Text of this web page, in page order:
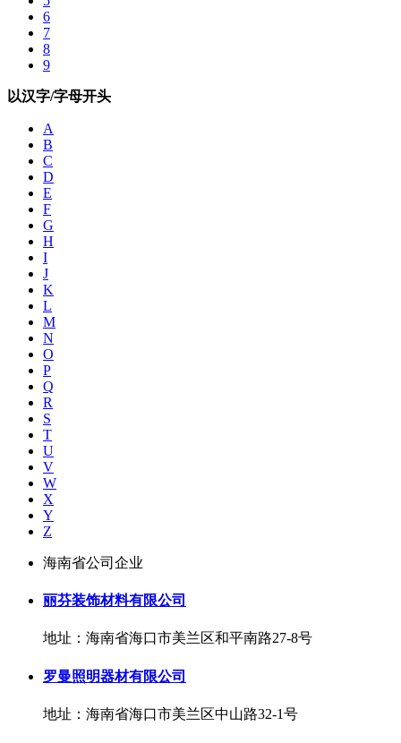
6
7
8
9
以汉字/字母开头
A
B
C
D
E
F
G
H
I
J
K
L
M
N
O
P
Q
R
S
T
U
V
W
X
Y
Z
海南省公司企业
丽芬装饰材料有限公司
地址：海南省海口市美兰区和平南路27-8号
罗曼照明器材有限公司
地址：海南省海口市美兰区中山路32-1号